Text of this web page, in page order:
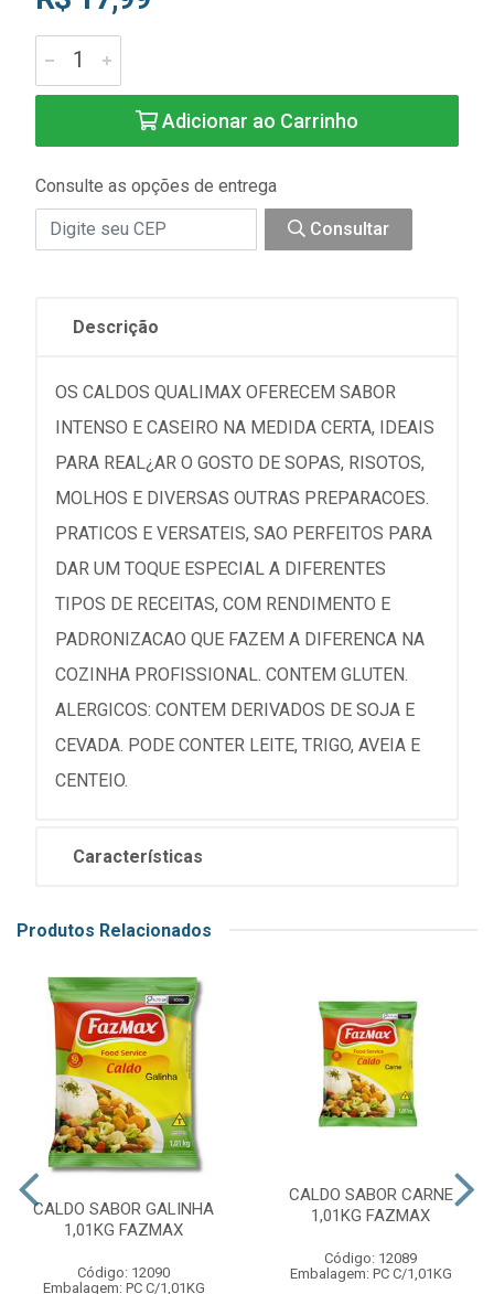
Adicionar ao Carrinho
Consulte as opções de entrega
Consultar
Descrição
OS CALDOS QUALIMAX OFERECEM SABOR
INTENSO E CASEIRO NA MEDIDA CERTA, IDEAIS
PARA REAL¿AR O GOSTO DE SOPAS, RISOTOS,
MOLHOS E DIVERSAS OUTRAS PREPARACOES.
PRATICOS E VERSATEIS, SAO PERFEITOS PARA
DAR UM TOQUE ESPECIAL A DIFERENTES
TIPOS DE RECEITAS, COM RENDIMENTO E
PADRONIZACAO QUE FAZEM A DIFERENCA NA
COZINHA PROFISSIONAL. CONTEM GLUTEN.
ALERGICOS: CONTEM DERIVADOS DE SOJA E
CEVADA. PODE CONTER LEITE, TRIGO, AVEIA E
CENTEIO.
Características
Produtos Relacionados
CALDO SABOR GALINHA
1,01KG FAZMAX
Código: 12090
Embalagem: PC C/1,01KG
CALDO SABOR CARNE
1,01KG FAZMAX
Código: 12089
Embalagem: PC C/1,01KG